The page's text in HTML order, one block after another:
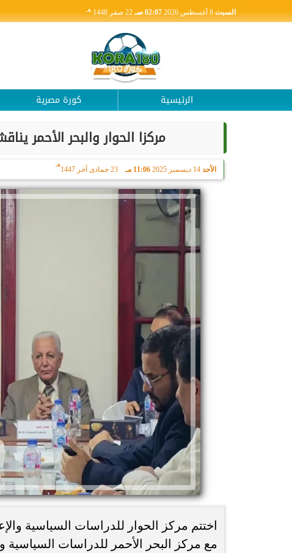
السبت 02:07 صـ 22 صفر 1448 هـ
الرئيسية كورة مصرية
مركزا الحوار والبحر الأحمر
الأحد 14 ديسمبر 2025 11:06 مـ 23 جمادى آخر 1447
هـ
اختتم مركز الحوار للدراسات السياسية
مع مركز البحر الأحمر للدراسات السياسية